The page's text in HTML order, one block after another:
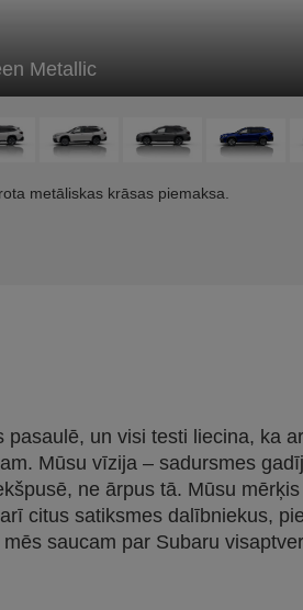
Metallic
metāliskas krāsas piemaksa.
un visi testi liecina, ka
Mūsu vīzija – sadursmes
ne ārpus tā. Mūsu
citus satiksmes dalībniekus,
saucam par Subaru